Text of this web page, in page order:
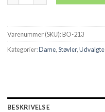
Varenummer (SKU):BO-213
Kategorier:Dame,Støvler,Udvalgte
BESKRIVELSE